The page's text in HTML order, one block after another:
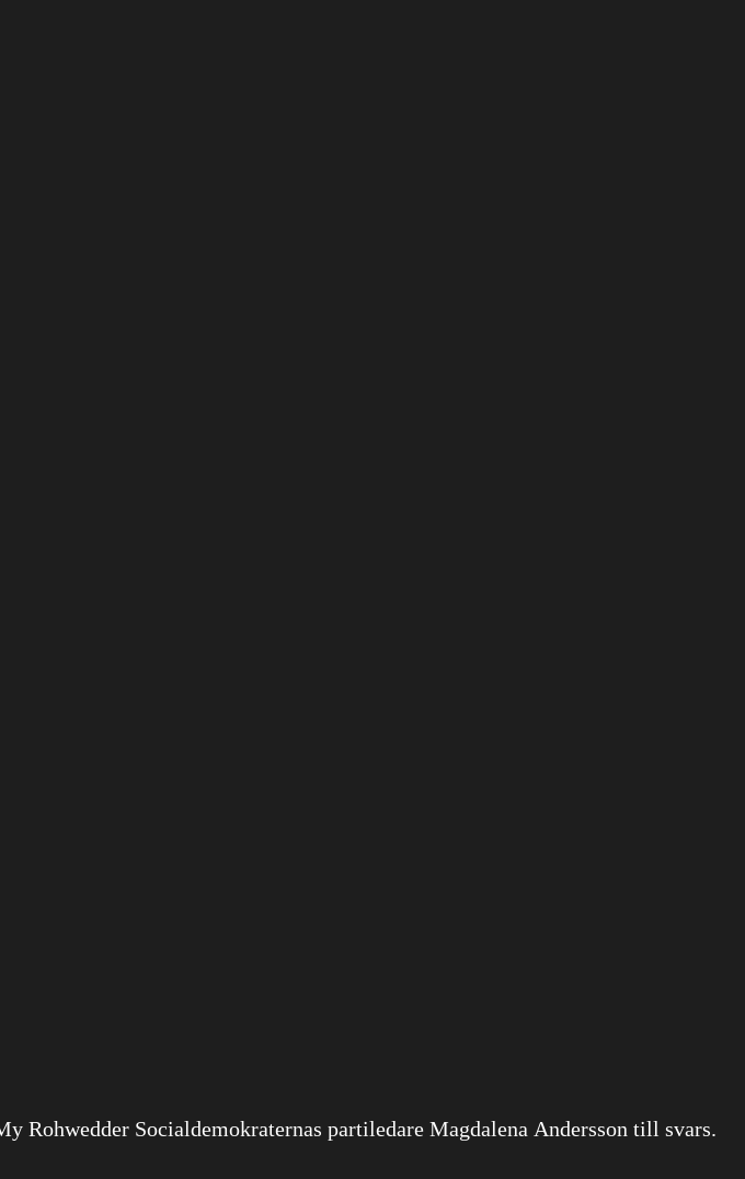
Socialdemokraternas partiledare Magdalena Andersson till svars.